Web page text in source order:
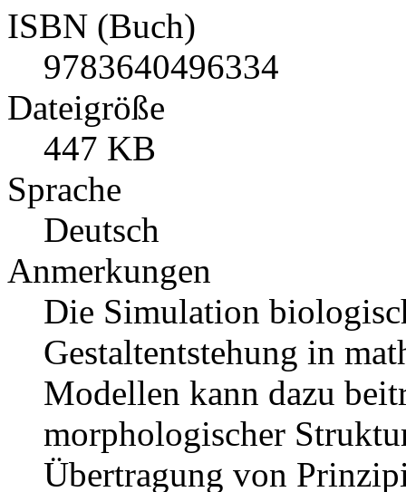
ISBN (Buch)
9783640496334
Dateigröße
447 KB
Sprache
Deutsch
Anmerkungen
Die Simulation
Gestaltentstehung in
Modellen kann dazu
morphologischer
Übertragung von